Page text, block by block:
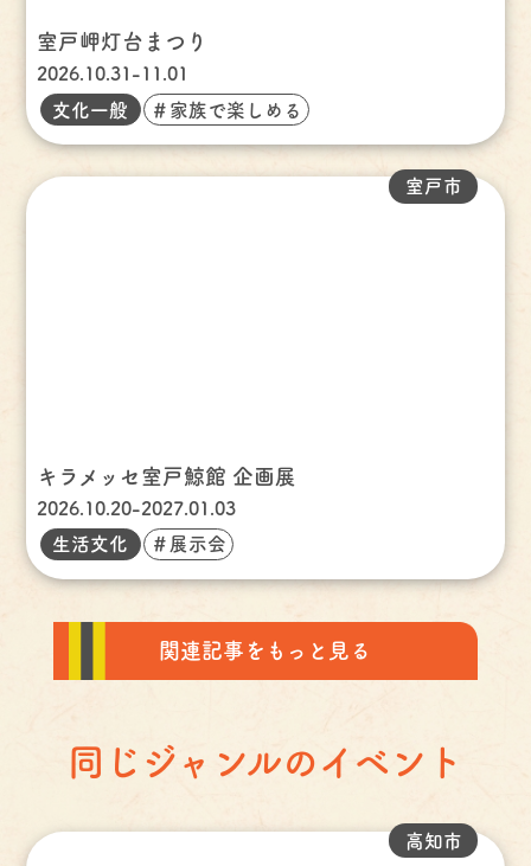
室戸岬灯台まつり
2026.10.31-11.01
文化一般
＃家族で楽しめる
キラメッセ室戸鯨館 企画展
2026.10.20-2027.01.03
室戸市
生活文化 ＃展示会
関連記事をもっと見る
同じジャンルのイベント
高知市